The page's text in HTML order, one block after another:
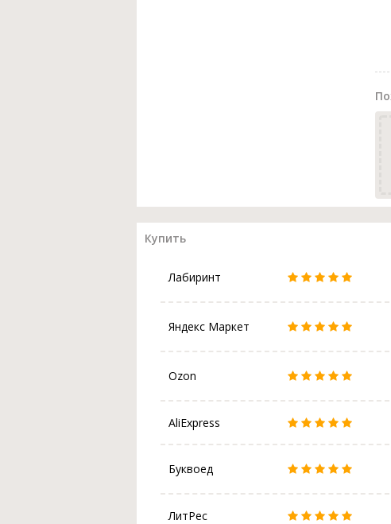
Купить
Лабиринт
Яндекс Маркет
Ozon
AliExpress
Буквоед
ЛитРес